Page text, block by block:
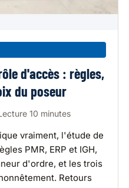
d'accès : règles,
du poseur
10 minutes
vraiment, l'étude de
PMR, ERP et IGH,
d'ordre, et les trois
Retours